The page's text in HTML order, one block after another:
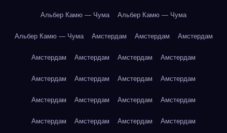
Альбер Камю — Чума Альбер Камю — Чума
Альбер Камю — Чума Амстердам Амстердам Амстердам
Амстердам Амстердам Амстердам Амстердам
Амстердам Амстердам Амстердам Амстердам
Амстердам Амстердам Амстердам Амстердам
Амстердам Амстердам Амстердам Амстердам